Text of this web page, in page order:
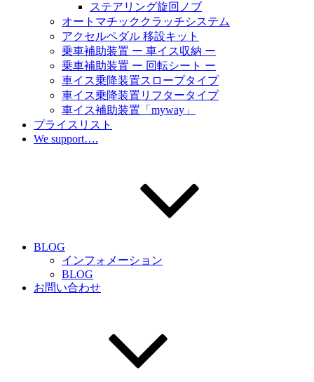
ステアリング旋回ノブ
オートマチッククラッチシステム
アクセルペダル 移設キット
乗車補助装置 ー 車イス収納 ー
乗車補助装置 ー 回転シート ー
車イス乗降装置スロープタイプ
車イス乗降装置リフタータイプ
車イス補助装置「myway」
プライスリスト
We support….
BLOG
インフォメーション
BLOG
お問い合わせ